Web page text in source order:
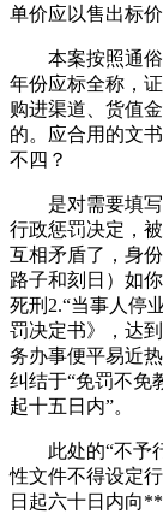
单价应以售出标价
本案按照通俗
年份应标全称，
购进渠道、货值
的。应合用的文
不四？
是对需要填写
行政惩罚决定，
互相矛盾了，身
路子和刻日）如
死刑2.“当事人停
罚决定书》，达
务办事便平易近
纠结于“免罚不免
起十五日内”。
此处的“不予行
性文件不得设定
日起六十日内向